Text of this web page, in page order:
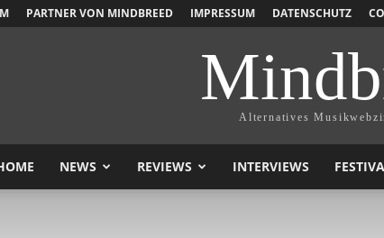
PARTNER VON MINDBREED IMPRESSUM DATENSCHUTZ
Alternatives
NEWS REVIEWS INTERVIEWS